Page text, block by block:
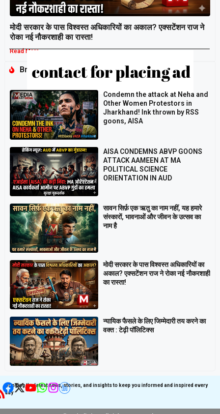
मोदी सरकार के पास विश्वस्त अधिकारियों का अकाल? एक्सटेंशन राज ने
रोका नई नौकरशाही का रास्ता!
Read More »
Breaking
Condemn the attack at Neha and
Other Women Protestors in
Jharkhand! Ink thrown by RSS
goons, AISA
AISA CONDEMNS ABVP GOONS
ATTACK AAMEEN AT MA
POLITICAL SCIENCE
ORIENTATION IN AUD
सावन सिर्फ़ एक ऋतु का नाम नहीं, यह हमारे
संस्कारों, भावनाओं और जीवन के उत्सव का
नाम है
मोदी सरकार के पास विश्वस्त अधिकारियों का
अकाल? एक्सटेंशन राज ने रोका नई नौकरशाही
का रास्ता!
न्यायिक फैसले के लिए जिम्मेदारी तय करने का
वक्त : टेढ़ी पॉलिटिक्स
Bringing the latest news, stories, and insights to keep you informed and inspired every
day
Follow us on Social
Media
Get latest update on
Social Media